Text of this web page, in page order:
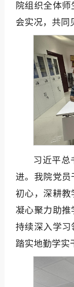
院组织全体
会实况，共同
习近平总
进。我院党员
初心，深耕教
凝心聚力助推
持续深入学习
踏实地勤学实